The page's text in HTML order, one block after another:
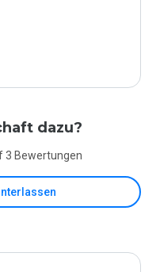
dazu?
3 Bewertungen